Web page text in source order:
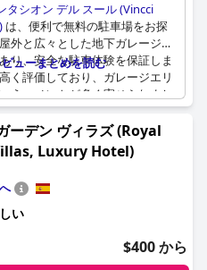
タシオン デル スール (Vincci
は、便利で無料の駐車場をお探
外と広々とした地下ガレージの
り、安全な駐車体験を保証しま
く評価しており、ガレージエリ
うコメントが多く寄せられまし
どの特定のエリアを見つけるの
改善する必要があるという意見
ルの無料の豊富な駐車場は、車
肢となります。
ューまとめを読む
ーデン ヴィラズ (Royal
Luxury Hotel)
い
$400 から